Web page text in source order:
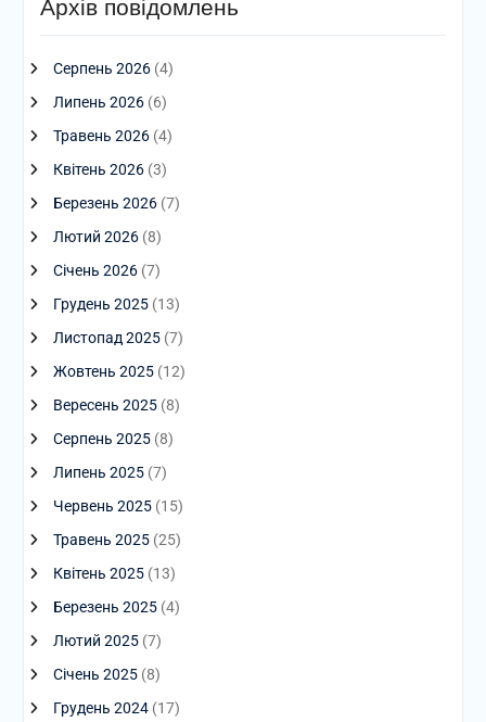
Архів повідомлень
Серпень 2026(4)
Липень 2026(6)
Травень 2026(4)
Квітень 2026(3)
Березень 2026(7)
Лютий 2026(8)
Січень 2026(7)
Грудень 2025(13)
Листопад 2025(7)
Жовтень 2025(12)
Вересень 2025(8)
Серпень 2025(8)
Липень 2025(7)
Червень 2025(15)
Травень 2025(25)
Квітень 2025(13)
Березень 2025(4)
Лютий 2025(7)
Січень 2025(8)
Грудень 2024(17)